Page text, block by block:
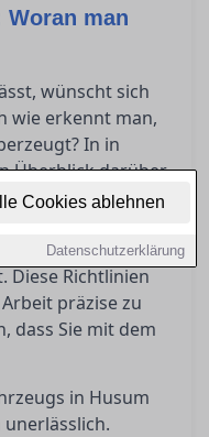
Cookies ablehnen
Datenschutzerklärung
man
wünscht sich
wie erkennt man,
In in
Überblick darüber,
ist, welche
welche Schritte
Ergebnis nicht
Diese Richtlinien
präzise zu
dass Sie mit dem
in Husum